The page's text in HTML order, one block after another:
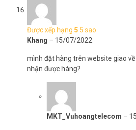
Được xếp hạng 5 5 sao
Khang – 15/07/2022
mình đặt hàng trên website giao
nhận được hàng?
MKT_Vuhoangtelecom –